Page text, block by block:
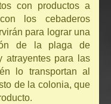
con productos a
los cebaderos
para lograr una
de la plaga de
atrayentes para las
lo transportan al
de la colonia, que